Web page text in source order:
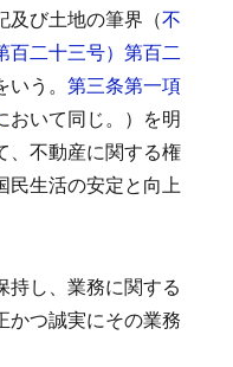
及び土地の筆界（不
百二十三号）第百二
う。 第三条第一項
おいて同じ。）を明
、不動産に関する権
民生活の安定と向上
持し、業務に関する
かつ誠実にその業務